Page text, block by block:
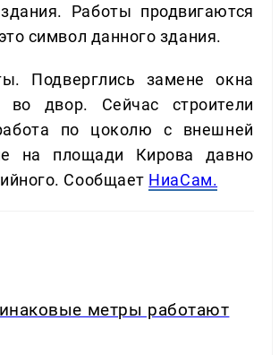
Работы продвигаются
символ данного здания.
Подверглись замене окна
двор. Сейчас строители
по цоколю с внешней
на площади Кирова давно
Сообщает НиаСам.
метры работают